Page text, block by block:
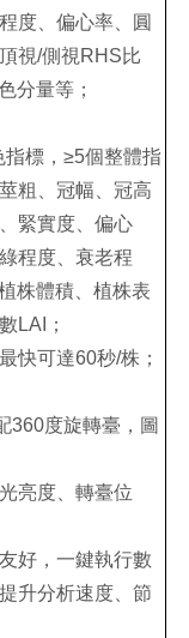
度、偏心率、圓
視/側視RHS比
分量等；
標，≥5個整體指
粗、冠幅、冠高
緊實度、偏心
程度、衰老程
株體積、植株表
LAI；
快可達60秒/株；
360度旋轉臺，圖
亮度、轉臺位
好，一鍵執行數
升分析速度、節